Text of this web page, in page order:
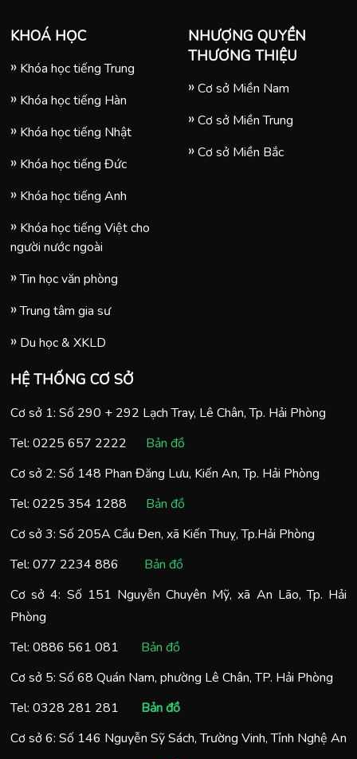
KHOÁ HỌC
Khóa học tiếng Trung
Khóa học tiếng Hàn
Khóa học tiếng Nhật
Khóa học tiếng Đức
Khóa học tiếng Anh
Khóa học tiếng Việt cho
người nước ngoài
Tin học văn phòng
Trung tâm gia sư
Du học & XKLD
NHƯỢNG QUYỀN
THƯƠNG THIỆU
Cơ sở Miền Nam
Cơ sở Miền Trung
Cơ sở Miền Bắc
HỆ THỐNG CƠ SỞ
Cơ sở 1: Số 290 + 292 Lạch Tray, Lê Chân, Tp. Hải Phòng
Tel: 0225 657 2222
Bản đồ
Cơ sở 2: Số 148 Phan Đăng Lưu, Kiến An, Tp. Hải Phòng
Tel: 0225 354 1288
Bản đồ
Cơ sở 3: Số 205A Cầu Đen, xã Kiến Thuỵ, Tp.Hải Phòng
Tel: 077 2234 886
Bản đồ
Cơ sở 4: Số 151 Nguyễn Chuyên Mỹ, xã An Lão, Tp. Hải
Phòng
Tel: 0886 561 081
Bản đồ
Cơ sở 5: Số 68 Quán Nam, phường Lê Chân, TP. Hải Phòng
Tel: 0328 281 281
Bản đồ
Cơ sở 6: Số 146 Nguyễn Sỹ Sách, Trường Vinh, Tỉnh Nghệ An